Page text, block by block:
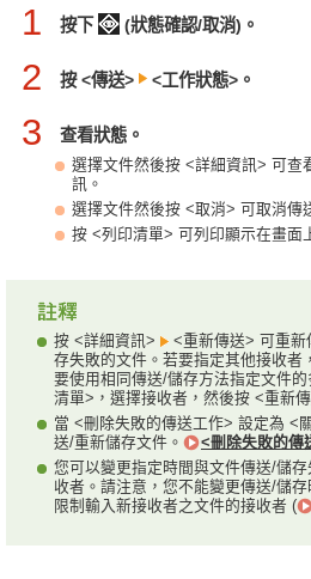
1 按下 (狀態確認/取消)。
2 按 <傳送> <工作狀態>。
3 查看狀態。
選擇文件然後按 <詳細資訊> 可查
訊。
選擇文件然後按 <取消> 可取消傳
按 <列印清單> 可列印顯示在畫面
按 <詳細資訊>
<重新傳送> 可重
存失敗的文件。若要指定其他接收者
要使用相同傳送/儲存方法指定文件
清單>，選擇接收者，然後按 <重新
當 <刪除失敗的傳送工作> 設定為 <
送/重新儲存文件。
<刪除失敗的傳
您可以變更指定時間與文件傳送/儲
收者。請注意，您不能變更傳送/儲
限制輸入新接收者之文件的接收者 (